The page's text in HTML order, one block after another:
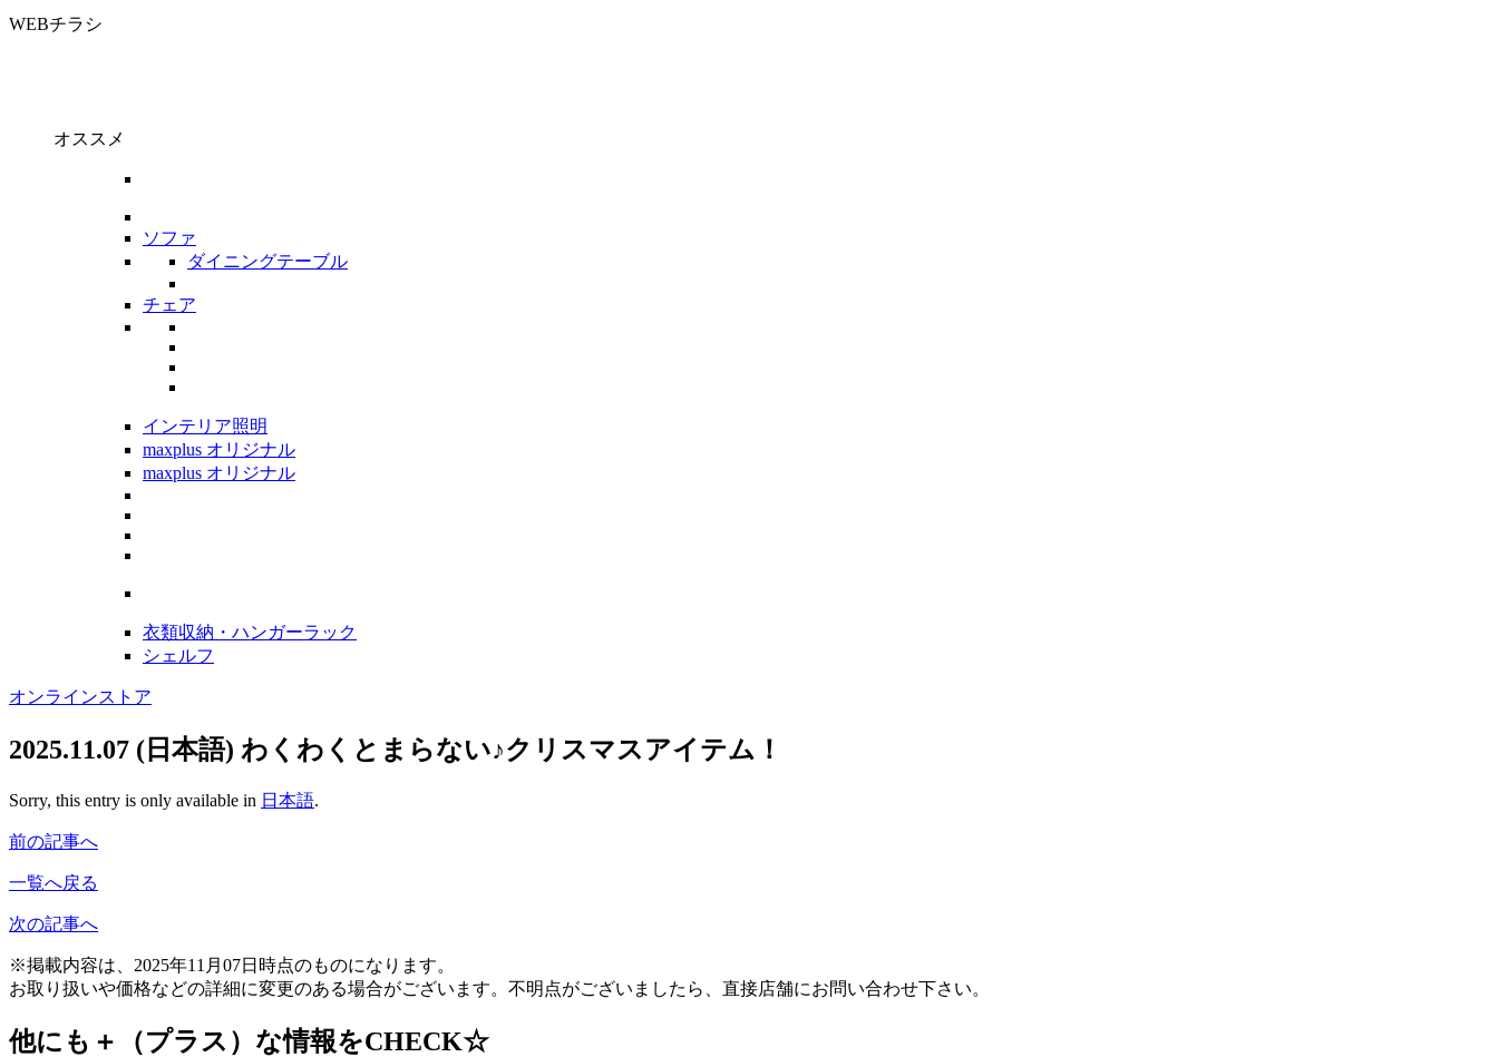
WEBチラシ
オススメ
ソファ
ダイニングテーブル
チェア
インテリア照明
maxplus オリジナル
maxplus オリジナル
衣類収納・ハンガーラック
シェルフ
オンラインストア
2025.11.07 (日本語) わくわくとまらない♪クリスマスアイテム！
Sorry, this entry is only available in 日本語.
前の記事へ
一覧へ戻る
次の記事へ
※掲載内容は、2025年11月07日時点のものになります。
お取り扱いや価格などの詳細に変更のある場合がございます。不明点がございましたら、直接店舗にお問い合わせ下さい。
他にも＋（プラス）な情報をCHECK☆